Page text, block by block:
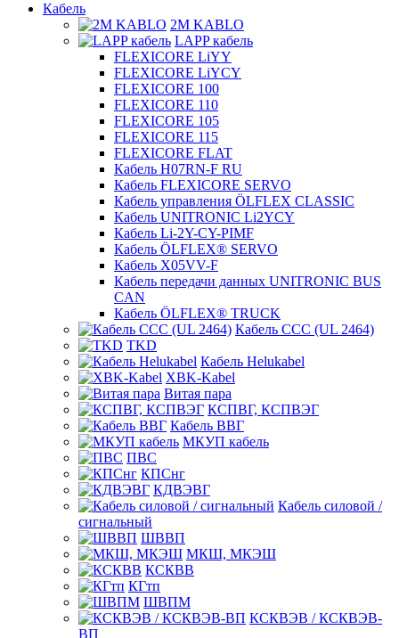
Кабель
2M KABLO
LAPP кабель
FLEXICORE LiYY
FLEXICORE LiYCY
FLEXICORE 100
FLEXICORE 110
FLEXICORE 105
FLEXICORE 115
FLEXICORE FLAT
Кабель H07RN-F RU
Кабель FLEXICORE SERVO
Кабель управления ÖLFLEX CLASSIC
Кабель UNITRONIC Li2YCY
Кабель Li-2Y-CY-PIMF
Кабель ÖLFLEX® SERVO
Кабель X05VV-F
Кабель передачи данных UNITRONIC BUS
CAN
Кабель ÖLFLEX® TRUCK
Кабель CCC (UL 2464)
TKD
Кабель Helukabel
XBK-Kabel
Витая пара
КСПВГ, КСПВЭГ
Кабель ВВГ
МКУП кабель
ПВС
КПСнг
КДВЭВГ
Кабель силовой /
сигнальный
ШВВП
МКШ, МКЭШ
КСКВВ
КГтп
ШВПМ
КСКВЭВ / КСКВЭВ-
ВП